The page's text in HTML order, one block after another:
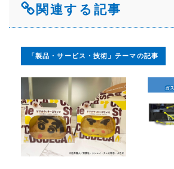
関連する記事
「製品・サービス・技術」テーマの記事